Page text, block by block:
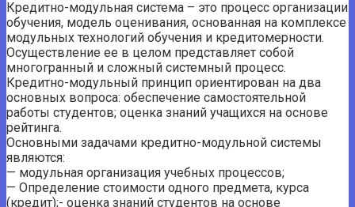
Кредитно-модульная система – это процесс организации
обучения, модель оценивания, основанная на комплексе
модульных технологий обучения и кредитомерности.
Осуществление ее в целом представляет собой
многогранный и сложный системный процесс.
Кредитно-модульный принцип ориентирован на два
основных вопроса: обеспечение самостоятельной
работы студентов; оценка знаний учащихся на основе
рейтинга.
Основными задачами кредитно-модульной системы
являются:
— модульная организация учебных процессов;
— Определение стоимости одного предмета, курса
(кредит);- оценка знаний студентов на основе